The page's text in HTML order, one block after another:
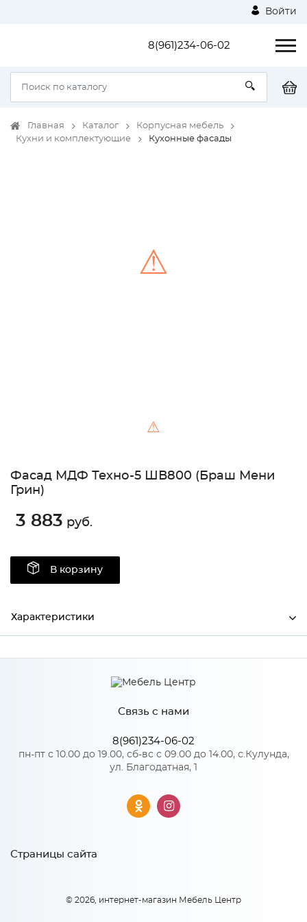
Войти
8(961)234-06-02
Главная Каталог
Корпусная мебель
Кухни и комплектующие
Кухонные фасады
⚠
⚠
Фасад МДФ Техно-5 ШВ800 (Браш Мени
Грин)
3 883 руб.
В корзину
Характеристики
Производитель МиФ
Количество упаковок: 1
Связь с нами
8(961)234-06-02
пн-пт с 10.00 до 19.00, сб-вс с 09.00 до 14.00, с.Кулунда,
ул. Благодатная, 1
Страницы сайта
© 2026, интернет-магазин Мебель Центр